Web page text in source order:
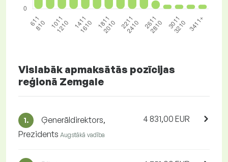
Vislabāk apmaksātās pozīcijas
reģionā Zemgale
1.
Ģenerāldirektors,
Prezidents Augstākā vadība
4 831,00 EUR